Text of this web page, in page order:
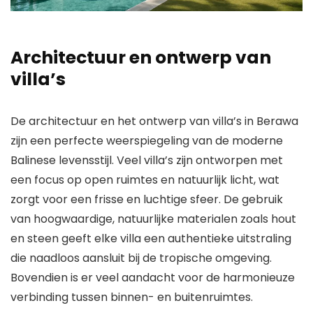
Architectuur en ontwerp van
villa’s
De architectuur en het ontwerp van villa’s in Berawa
zijn een perfecte weerspiegeling van de moderne
Balinese levensstijl. Veel villa’s zijn ontworpen met
een focus op open ruimtes en natuurlijk licht, wat
zorgt voor een frisse en luchtige sfeer. De gebruik
van hoogwaardige, natuurlijke materialen zoals hout
en steen geeft elke villa een authentieke uitstraling
die naadloos aansluit bij de tropische omgeving.
Bovendien is er veel aandacht voor de harmonieuze
verbinding tussen binnen- en buitenruimtes.